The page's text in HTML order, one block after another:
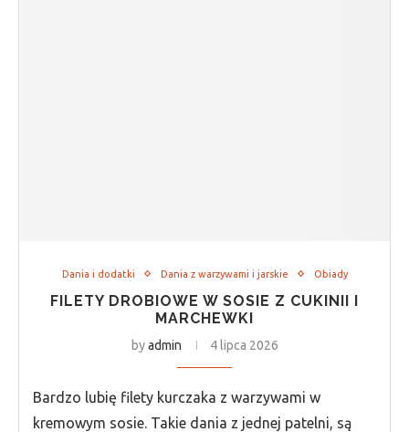
Dania i dodatki Dania z warzywami i jarskie Obiady
FILETY DROBIOWE W SOSIE Z CUKINII I
MARCHEWKI
byadmin 4 lipca 2026
Bardzo lubię filety kurczaka z warzywami w
kremowym sosie. Takie dania z jednej patelni, są